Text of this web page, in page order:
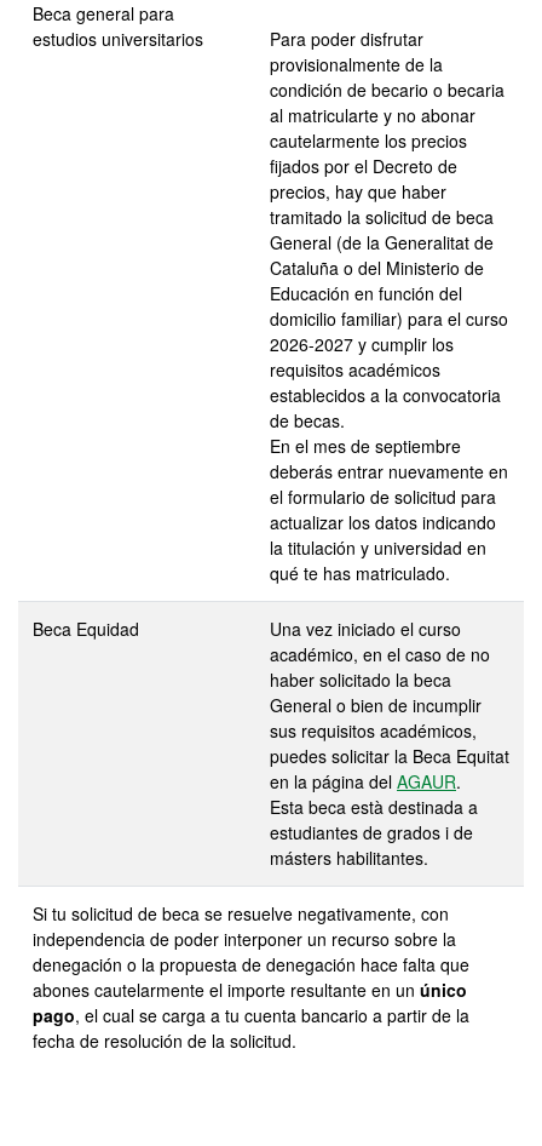
Beca general para
estudios universitarios
Para poder disfrutar
provisionalmente de la
condición de becario o becaria
al matricularte y no abonar
cautelarmente los precios
fijados por el Decreto de
precios, hay que haber
tramitado la solicitud de beca
General (de la Generalitat de
Cataluña o del Ministerio de
Educación en función del
domicilio familiar) para el curso
2026-2027 y cumplir los
requisitos académicos
establecidos a la convocatoria
de becas.
En el mes de septiembre
deberás entrar nuevamente en
el formulario de solicitud para
actualizar los datos indicando
la titulación y universidad en
qué te has matriculado.
Beca Equidad
Una vez iniciado el curso
académico, en el caso de no
haber solicitado la beca
General o bien de incumplir
sus requisitos académicos,
puedes solicitar la Beca Equitat
en la página del AGAUR.
Esta beca està destinada a
estudiantes de grados i de
másters habilitantes.
Si tu solicitud de beca se resuelve negativamente, con
independencia de poder interponer un recurso sobre la
denegación o la propuesta de denegación hace falta que
abones cautelarmente el importe resultante en un único
pago, el cual se carga a tu cuenta bancario a partir de la
fecha de resolución de la solicitud.